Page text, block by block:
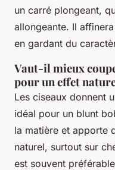
un carré plongeant,
allongeante. Il
en gardant du
Vaut-il mieux
pour un effet
Les ciseaux donnent
idéal pour un blunt
la matière et apporte
naturel, surtout sur
est souvent